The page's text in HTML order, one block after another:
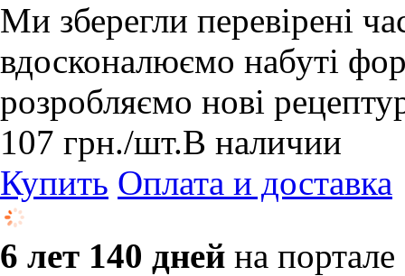
Ми зберегли перевірені
вдосконалюємо набуті
розробляємо нові
107 грн./шт.В наличии
Купить Оплата и доставка
6 лет 140 дней на портале